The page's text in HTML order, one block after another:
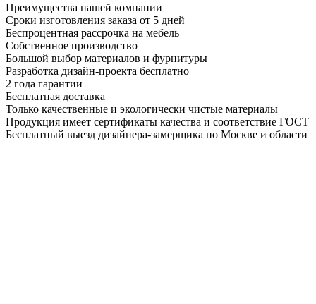
Преимущества нашей компании
Сроки изготовления заказа от 5 дней
Беспроцентная рассрочка на мебель
Собственное производство
Большой выбор материалов и фурнитуры
Разработка дизайн-проекта бесплатно
2 года гарантии
Бесплатная доставка
Только качественные и экологически чистые материалы
Продукция имеет сертификаты качества и соответствие ГОСТ
Бесплатный выезд дизайнера-замерщика по Москве и области